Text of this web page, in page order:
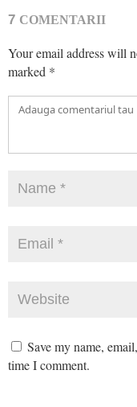
7 COMENTARII
Your email address will
marked *
Save my name,
time I comment.